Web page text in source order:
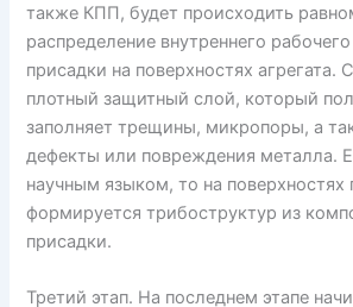
также КПП, будет происходить
распределение внутреннего
присадки на поверхностях агрегата.
плотный защитный слой, который
заполняет трещины, микропоры, а
дефекты или повреждения металла.
научным языком, то на поверхностях
формируется трибоструктур из
присадки.
Третий этап. На последнем этапе